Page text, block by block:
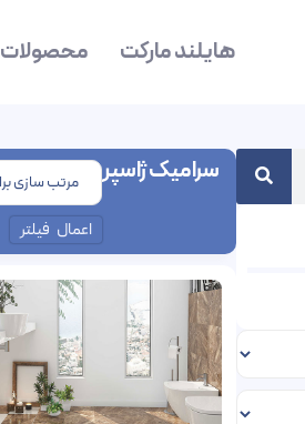
هایلند مارکت محصولات
سرامیک ژاسپر
اعمال فیلتر